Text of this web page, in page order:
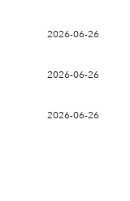
2026-06-26
2026-06-26
2026-06-26